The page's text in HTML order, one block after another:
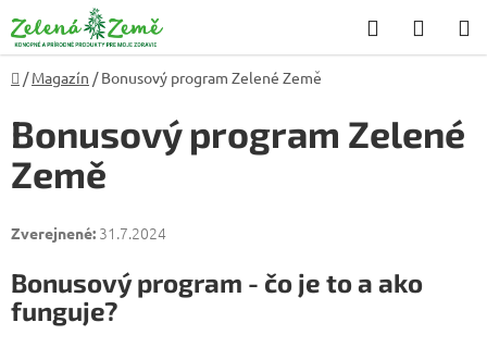
na
obsah
Hľadať
KOŠÍK
Domov
/ Magazín / Bonusový program Zelené Země
Bonusový program Zelené
Země
31.7.2024
Bonusový program - čo je to a ako
funguje?